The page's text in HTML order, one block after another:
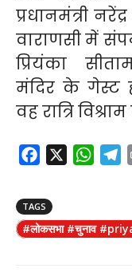
प्रधानमंत्री
वाराणसी में
प्रियंका
मंदिर के गेस्ट
वह रात्रि
c
e
b
W
t
s
e
g
TAGS
#लोकसभा #चुनाव